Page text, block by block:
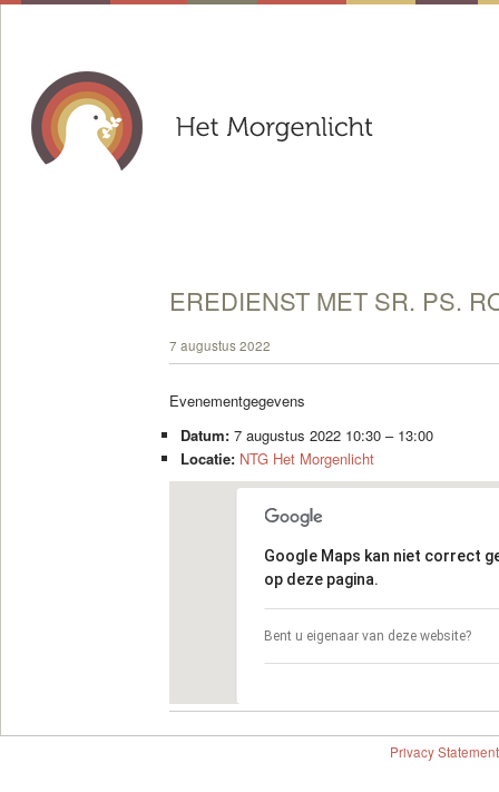
EREDIENST MET SR. PS.
7 augustus 2022
Evenementgegevens
Datum: 7 augustus 2022 10:30– 13:00
Locatie: NTG Het Morgenlicht
Google Maps kan niet correct
op deze pagina.
Bent u eigenaar van deze website?
Privacy Statement